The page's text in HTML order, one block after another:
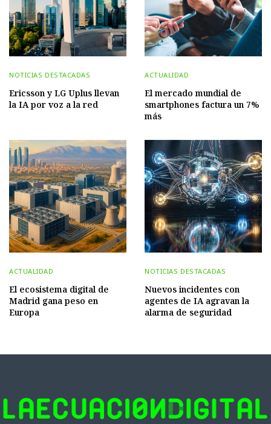
NOTICIAS DESTACADAS
Ericsson y LG Uplus llevan
la IA por voz a la red
ACTUALIDAD
El mercado mundial de
smartphones factura un 7%
más
ACTUALIDAD
El ecosistema digital de
Madrid gana peso en
Europa
NOTICIAS DESTACADAS
Nuevos incidentes con
agentes de IA agravan la
alarma de seguridad